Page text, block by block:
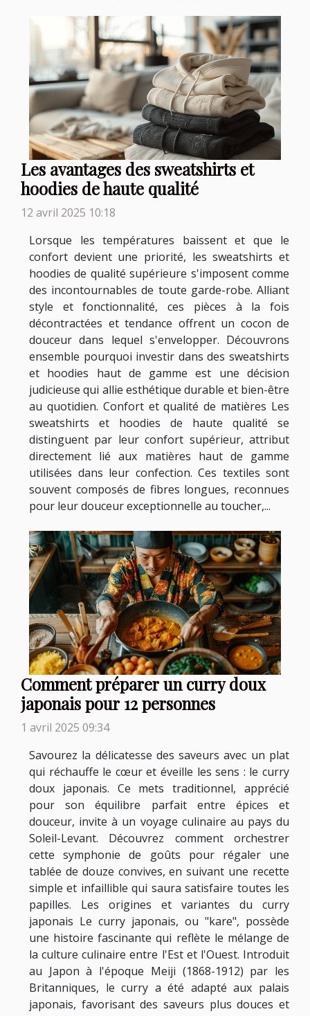
Les avantages des sweatshirts et
hoodies de haute qualité
12 avril 2025 10:18
Lorsque les températures baissent et que le
confort devient une priorité, les sweatshirts et
hoodies de qualité supérieure s'imposent comme
des incontournables de toute garde-robe. Alliant
style et fonctionnalité, ces pièces à la fois
décontractées et tendance offrent un cocon de
douceur dans lequel s'envelopper. Découvrons
ensemble pourquoi investir dans des sweatshirts
et hoodies haut de gamme est une décision
judicieuse qui allie esthétique durable et bien-être
au quotidien. Confort et qualité de matières Les
sweatshirts et hoodies de haute qualité se
distinguent par leur confort supérieur, attribut
directement lié aux matières haut de gamme
utilisées dans leur confection. Ces textiles sont
souvent composés de fibres longues, reconnues
pour leur douceur exceptionnelle au toucher,...
Comment préparer un curry doux
japonais pour 12 personnes
1 avril 2025 09:34
Savourez la délicatesse des saveurs avec un plat
qui réchauffe le cœur et éveille les sens : le curry
doux japonais. Ce mets traditionnel, apprécié
pour son équilibre parfait entre épices et
douceur, invite à un voyage culinaire au pays du
Soleil-Levant. Découvrez comment orchestrer
cette symphonie de goûts pour régaler une
tablée de douze convives, en suivant une recette
simple et infaillible qui saura satisfaire toutes les
papilles. Les origines et variantes du curry
japonais Le curry japonais, ou "kare", possède
une histoire fascinante qui reflète le mélange de
la culture culinaire entre l'Est et l'Ouest. Introduit
au Japon à l'époque Meiji (1868-1912) par les
Britanniques, le curry a été adapté aux palais
japonais, favorisant des saveurs plus douces et